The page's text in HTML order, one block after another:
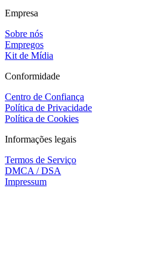
Empresa
Sobre nós
Empregos
Kit de Mídia
Conformidade
Centro de Confiança
Política de Privacidade
Política de Cookies
Informações legais
Termos de Serviço
DMCA / DSA
Impressum